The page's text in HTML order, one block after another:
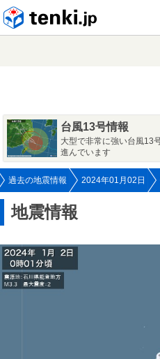
台風13号情報
大型で非常に強い台風13
進んでいます
過去の地震情報 2024年01月02日
地震情報